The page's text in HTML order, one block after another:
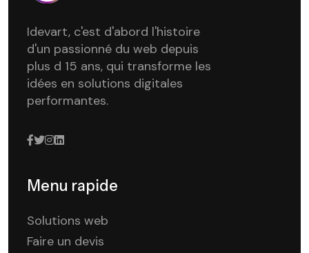
Idevart, c'est d'abord l'histoire
d'un passionné du web depuis
plus d 15 ans, qui transforme les
idées en solutions digitales
performantes.
Menu rapide
Solutions web
Faire un devis